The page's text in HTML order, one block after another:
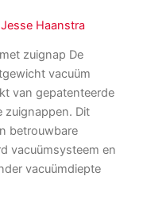
Jesse Haanstra
zuignap De
vacuüm
van gepatenteerde
zuignappen. Dit
betrouwbare
vacuümsysteem en
vacuümdiepte